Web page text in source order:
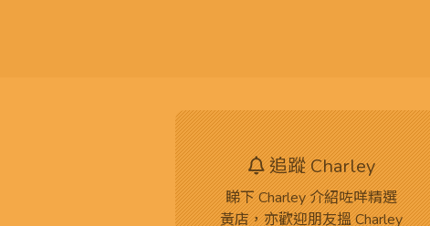
追蹤 Charley
睇下 Charley 介紹咗咩精選
黃店，亦歡迎朋友搵 Charley